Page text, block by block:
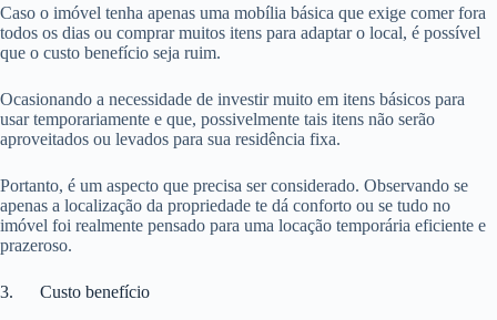
Caso o imóvel tenha apenas uma mobília básica que exige comer fora
todos os dias ou comprar muitos itens para adaptar o local, é possível
que o custo benefício seja ruim.
Ocasionando a necessidade de investir muito em itens básicos para
usar temporariamente e que, possivelmente tais itens não serão
aproveitados ou levados para sua residência fixa.
Portanto, é um aspecto que precisa ser considerado. Observando se
apenas a localização da propriedade te dá conforto ou se tudo no
imóvel foi realmente pensado para uma locação temporária eficiente e
prazeroso.
3. Custo benefício